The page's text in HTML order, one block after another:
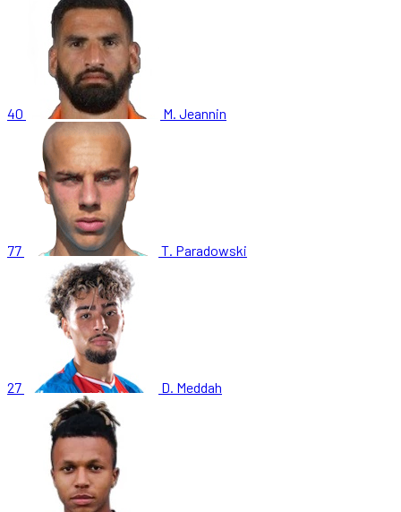
40 M. Jeannin
77 T. Paradowski
27 D. Meddah